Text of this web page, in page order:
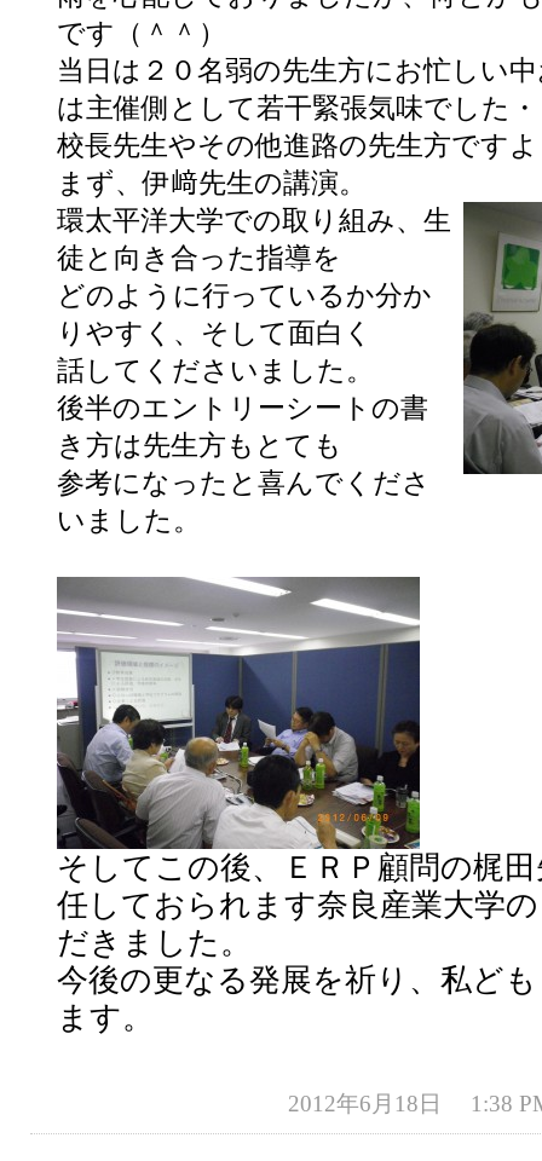
です（＾＾）
当日は２０名弱の先生方にお忙しい
は主催側として若干緊張気味でした
校長先生やその他進路の先生方です
まず、伊﨑先生の講演。
環太平洋大学での取り組み、生
徒と向き合った指導を
どのように行っているか分か
りやすく、そして面白く
話してくださいました。
後半のエントリーシートの書
き方は先生方もとても
参考になったと喜んでくださ
いました。
そしてこの後、ＥＲＰ顧問の梶
任しておられます奈良産業大学
だきました。
今後の更なる発展を祈り、私ど
ます。
2012年6月18日 1:38